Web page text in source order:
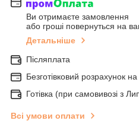
Ви отримаєте замовлення
або гроші повернуться на
Детальніше
Післяплата
Безготівковий розрахунок
Готівка (при самовивозі з
Всі умови оплати